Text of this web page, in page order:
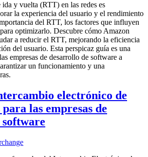
y vuelta (RTT) en las redes es
la experiencia del usuario y el rendimiento
del RTT, los factores que influyen
optimizarlo. Descubre cómo Amazon
a reducir el RTT, mejorando la eficiencia
del usuario. Esta perspicaz guía es una
empresas de desarrollo de software a
un funcionamiento y una
electrónico de
las empresas de